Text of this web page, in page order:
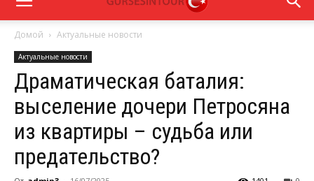
Домой Актуальные новости
Актуальные новости
Драматическая баталия:
выселение дочери Петросяна
из квартиры – судьба или
предательство?